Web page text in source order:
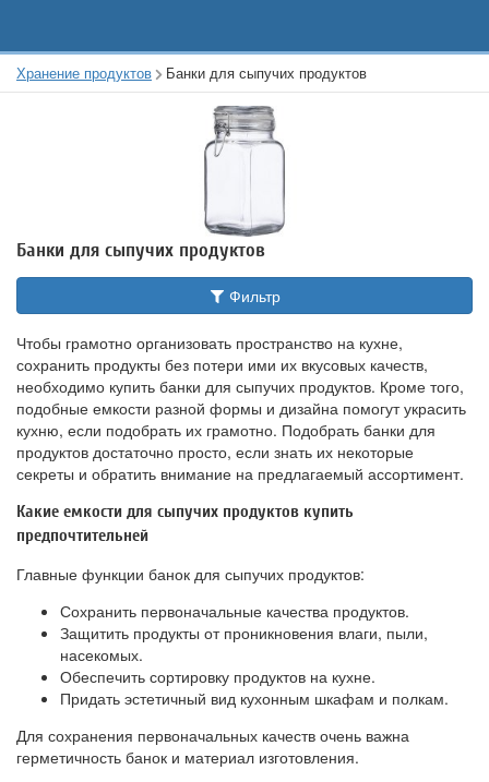
Хранение продуктов Банки для сыпучих продуктов
Банки для сыпучих продуктов
Фильтр
Чтобы грамотно организовать пространство на кухне,
сохранить продукты без потери ими их вкусовых качеств,
необходимо купить банки для сыпучих продуктов. Кроме того,
подобные емкости разной формы и дизайна помогут украсить
кухню, если подобрать их грамотно. Подобрать банки для
продуктов достаточно просто, если знать их некоторые
секреты и обратить внимание на предлагаемый ассортимент.
Какие емкости для сыпучих продуктов купить
предпочтительней
Главные функции банок для сыпучих продуктов:
Сохранить первоначальные качества продуктов.
Защитить продукты от проникновения влаги, пыли,
насекомых.
Обеспечить сортировку продуктов на кухне.
Придать эстетичный вид кухонным шкафам и полкам.
Для сохранения первоначальных качеств очень важна
герметичность банок и материал изготовления.